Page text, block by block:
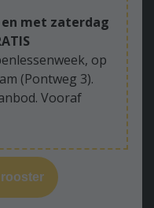
met zaterdag
op
(Pontweg 3).
Vooraf